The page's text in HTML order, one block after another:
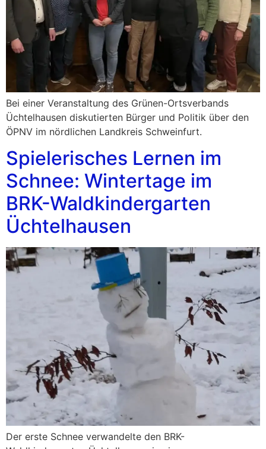
Bei einer Veranstaltung des Grünen-Ortsverbands
Üchtelhausen diskutierten Bürger und Politik über den
ÖPNV im nördlichen Landkreis Schweinfurt.
Spielerisches Lernen im
Schnee: Wintertage im
BRK-Waldkindergarten
Üchtelhausen
Der erste Schnee verwandelte den BRK-